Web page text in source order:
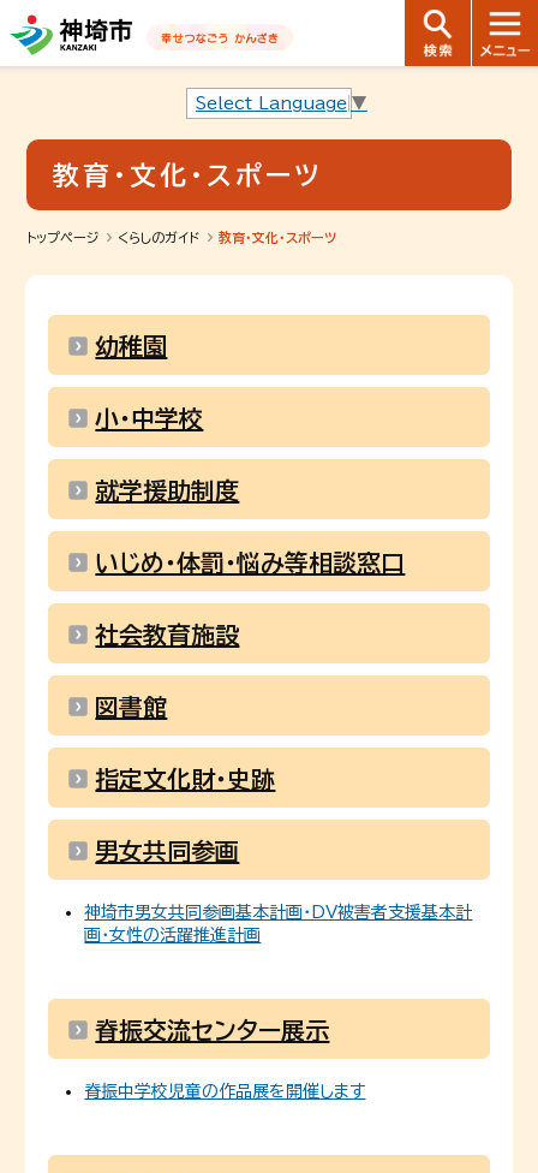
音声読み上げ用ナビゲーションです。
本文へ移動します
ページ最後（フッター）へ移動します
音声読み上げ用ナビゲーションはここまでです。
Select Language ▼
教育・文化・スポーツ
トップページ くらしのガイド 教育・文化・スポーツ
幼稚園
小・中学校
就学援助制度
いじめ・体罰・悩み等相談窓口
社会教育施設
図書館
指定文化財・史跡
男女共同参画
神埼市男女共同参画基本計画・DV被害者支援基本計
画・女性の活躍推進計画
脊振交流センター展示
脊振中学校児童の作品展を開催します